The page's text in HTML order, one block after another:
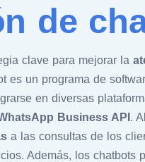
de
clave para mejorar la
es un programa de
en diversas
Business API .
a las consultas de los
Además, los chatbots